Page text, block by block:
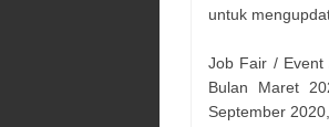
untuk
Job Fair / Event
Bulan Maret
September